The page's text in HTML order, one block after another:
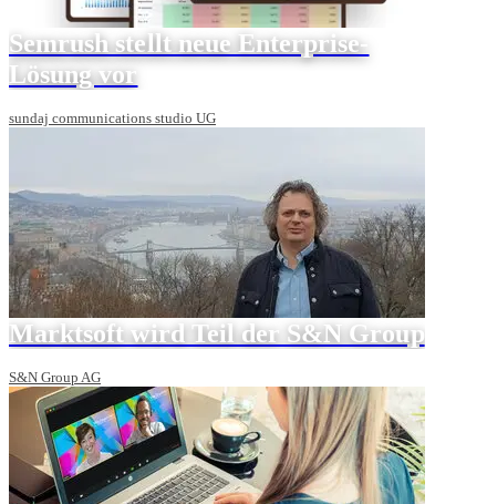
Semrush stellt neue Enterprise-
Lösung vor
sundaj communications studio UG
Marktsoft wird Teil der S&N Group
S&N Group AG